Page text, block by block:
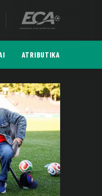
ATRIBUTIKA